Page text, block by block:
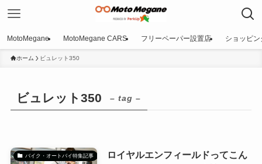
MotoMegane MotoMegane CARS フリーペーパー設置店 ショッピン
ホーム ビュレット350
ビュレット350 – tag –
バイク・オートバイ特集記事
ロイヤルエンフィールドってこん